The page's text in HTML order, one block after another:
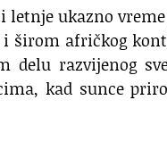
letnje ukazno
širom afričkog
razvijenog
kad sunce